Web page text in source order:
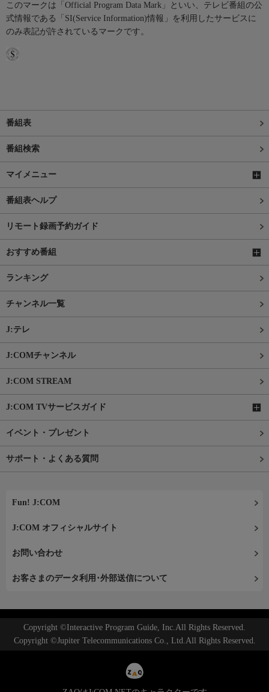
このマークは「Official Program Data Mark」といい、テレビ番組の公
式情報である「SI(Service Information)情報」を利用したサービスに
のみ表記が許されているマークです。
番組表
番組検索
マイメニュー
番組表ヘルプ
リモート録画予約ガイド
おすすめ番組
ランキング
チャンネル一覧
J:テレ
J:COMチャンネル
J:COM STREAM
J:COM TVサービスガイド
イベント・プレゼント
サポート・よくある質問
Fun! J:COM
J:COM オフィシャルサイト
お問い合わせ
お客さまのデータ利用･外部送信について
Copyright ©Interactive Program Guide, Inc.All Rights Reserved.
Copyright ©Jupiter Telecommunications Co., Ltd.All Rights Reserved.